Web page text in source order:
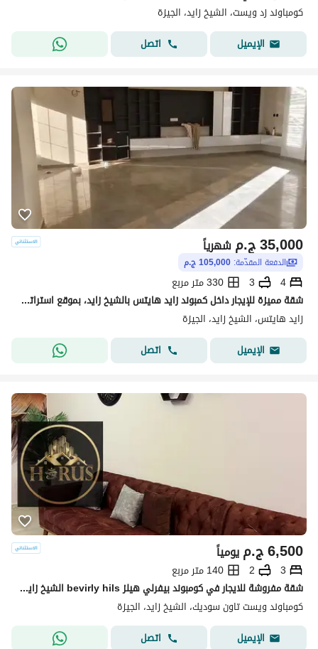
كومباوند زد ويست، الشيخ زايد، الجيزة
الإيميل
اتصل
ج.م35,000 شهرياً
الدفعة المقدّمة: 105,000 ج.م
4
3
330 متر مربع
شقة مميزة للإيجار داخل كمبوند زايد هايتس بالشيخ زايد، بموقع استراتيجي على بُعد دقائق من أركان مول ومدخل زايد 3، مع إطلالة مفتوحة وتشطيب ألترا سوبر لوكس، وأول سكن. تبلغ مساحة الشقة 330 مترًا، وتتكون من 4 غرف نوم (منها غرفة ماستر بحمام ودريسنج)، وريسبشن واس
زايد هايتس، الشيخ زايد، الجيزة
الإيميل
اتصل
ج.م6,500 يومياً
3
2
140 متر مربع
شقة مفروشة للايجار في كومبوند بيفرلي هيلز bevirly hils الشيخ زايد elsheikh zayed
كومباوند ويست تاون سوديك، الشيخ زايد، الجيزة
الإيميل
اتصل